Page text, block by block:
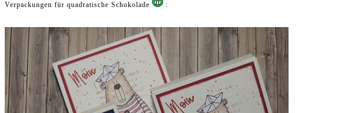
Verpackungen für quadratische Schokolade :